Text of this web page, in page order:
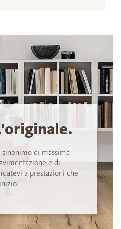
sinonimo di massima
e di
a prestazioni che